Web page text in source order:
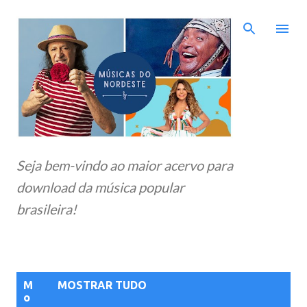
Pular para o conteúdo principal
Seja bem-vindo ao maior acervo para
download da música popular
brasileira!
M
o
MOSTRAR TUDO